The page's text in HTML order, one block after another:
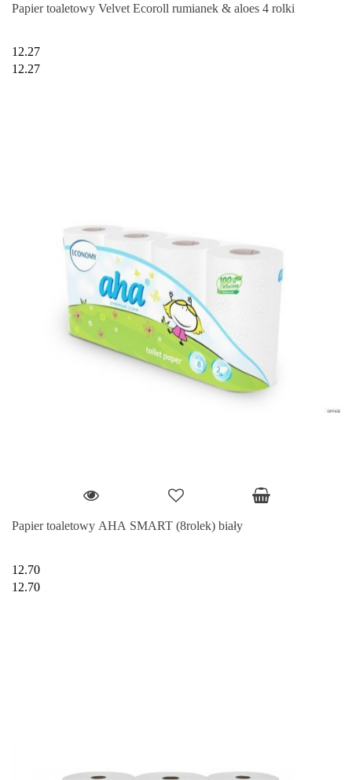
Papier toaletowy Velvet Ecoroll rumianek & aloes 4 rolki
12.27
12.27
Papier toaletowy AHA SMART (8rolek) biały
12.70
12.70